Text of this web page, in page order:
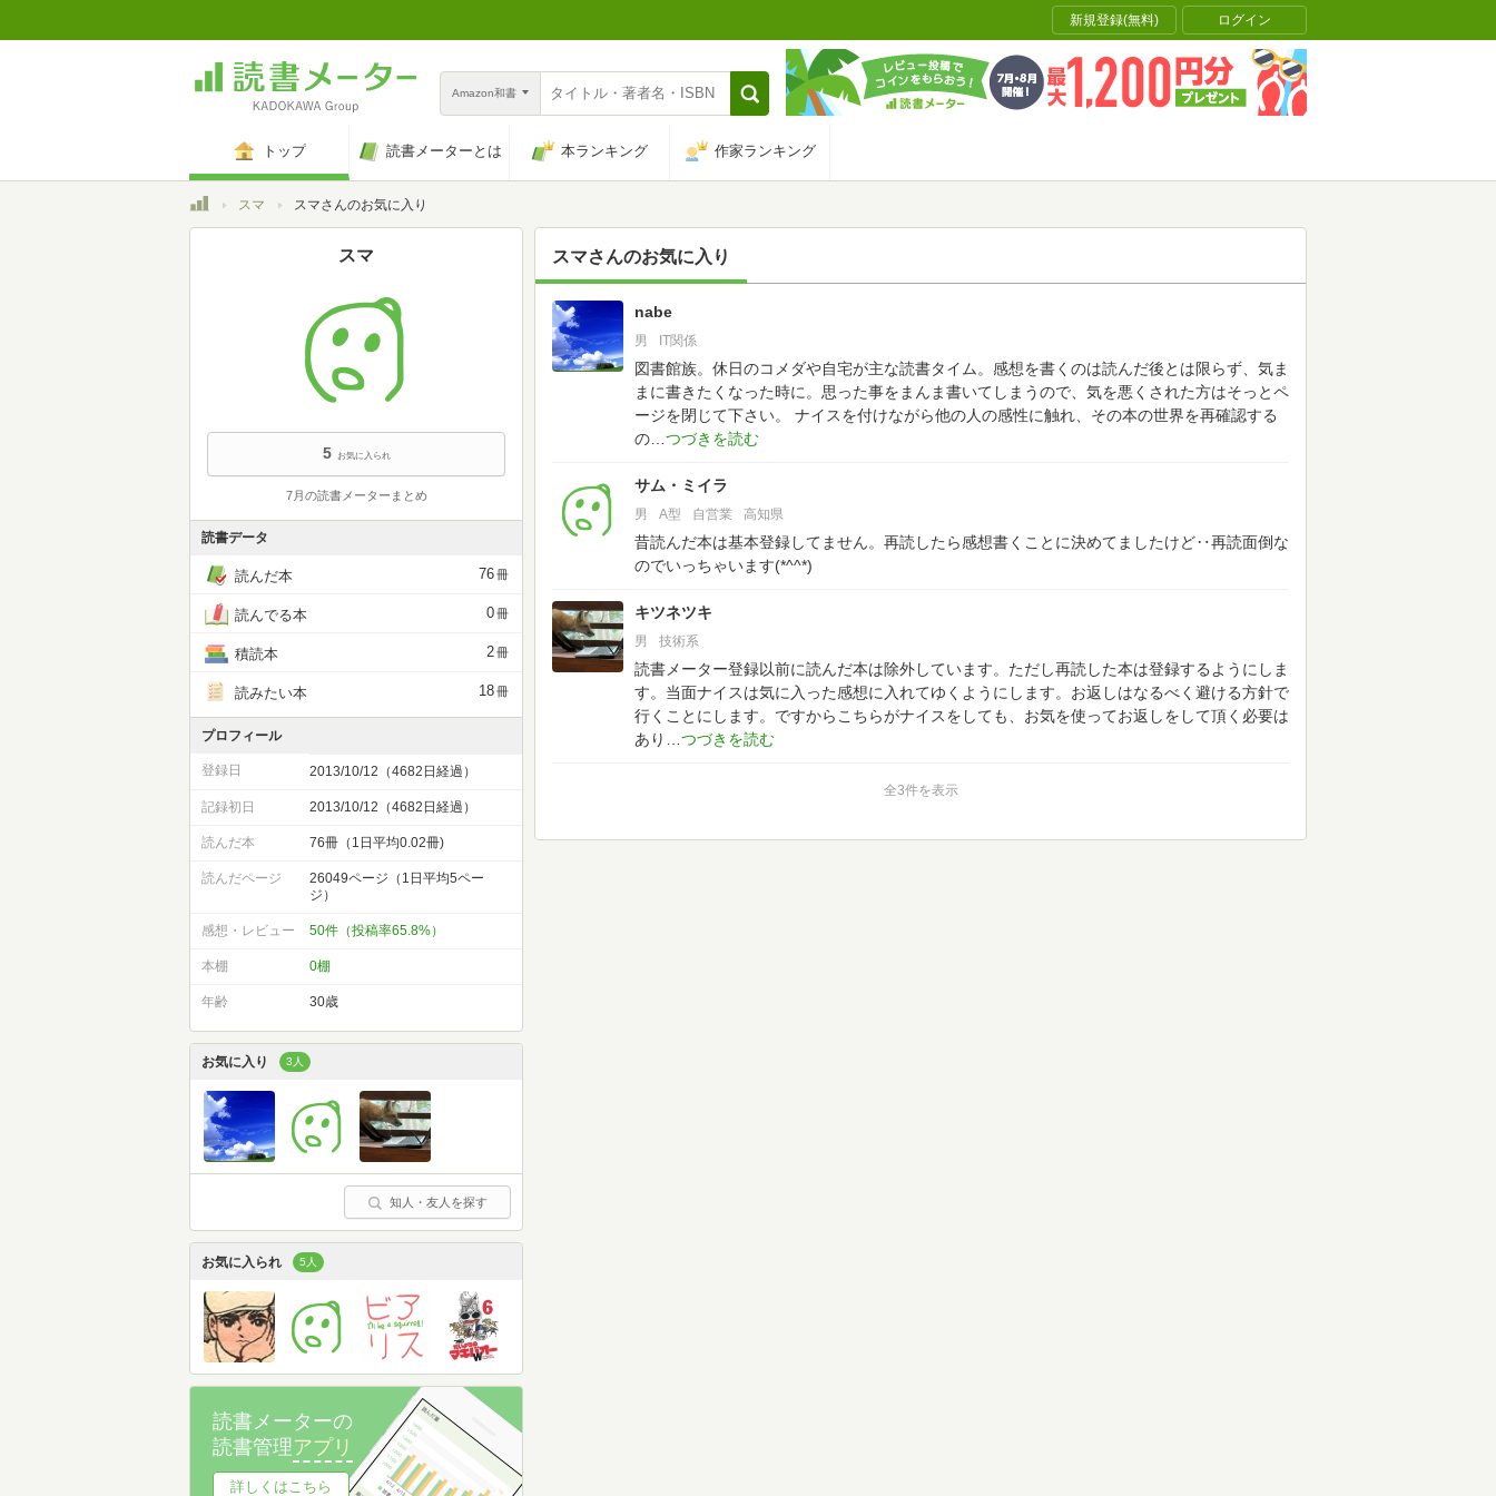
新規登録(無料) ログイン
Amazon和書
トップ 読書メーターとは 本ランキング 作家ランキング
トップスマ スマさんのお気に入り
スマさんのお気に入り
3 nabe
男 IT関係
図書館族。休日のコメダや自宅が主な読書タイム。感想を書くのは読んだ後とは限らず、気ま
まに書きたくなった時に。思った事をまんま書いてしまうので、気を悪くされた方はそっとペ
ージを閉じて下さい。
ナイスを付けながら他の人の感性に触れ、その本の世界を再確認する
の
サム・ミイラ
男 A型 自営業 高知県
昔読んだ本は基本登録してません。再読したら感想書くことに決めてましたけど‥再読面倒な
のでいっちゃいます(*^^*)
キツネツキ
男 技術系
読書メーター登録以前に読んだ本は除外しています。ただし再読した本は登録するようにしま
す。当面ナイスは気に入った感想に入れてゆくようにします。お返しはなるべく避ける方針で
行くことにします。ですからこちらがナイスをしても、お気を使ってお返しをして頂く必要は
あり
全3件を表示
スマ
5 お気に入られ
7月の読書メーターまとめ
読書データ
読んだ本 76冊
読んでる本 0冊
積読本 2冊
読みたい本 18冊
プロフィール
登録日 2013/10/12（4682日経過）
記録初日 2013/10/12（4682日経過）
読んだ本 76冊（1日平均0.02冊)
読んだページ
26049ページ（1日平均5ペー
ジ）
感想・レビュー 50件（投稿率65.8%）
本棚 0棚
年齢 30歳
お気に入り 3人
知人・友人を探す
お気に入られ 5人
読書メーターの
読書管理アプリ
詳しくはこちら